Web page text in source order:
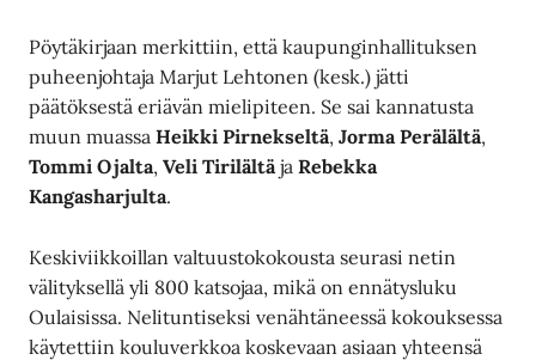
Pöytäkirjaan merkittiin, että kaupunginhallituksen
puheenjohtaja Marjut Lehtonen (kesk.) jätti
päätöksestä eriävän mielipiteen. Se sai kannatusta
muun muassaHeikki Pirnekseltä,Jorma Perälältä,
Tommi Ojalta,Veli TirilältäjaRebekka
Kangasharjulta.
Keskiviikkoillan valtuustokokousta seurasi netin
välityksellä yli 800 katsojaa, mikä on ennätysluku
Oulaisissa. Nelituntiseksi venähtäneessä kokouksessa
käytettiin kouluverkkoa koskevaan asiaan yhteensä